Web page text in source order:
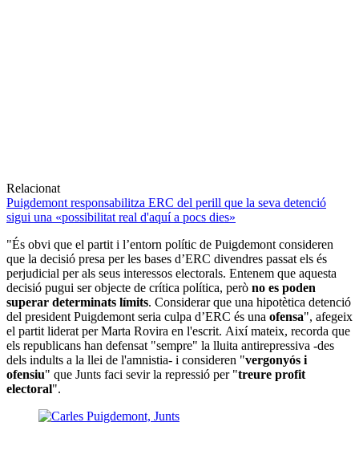
Relacionat
Puigdemont responsabilitza ERC del perill que la seva detenció
sigui una «possibilitat real d'aquí a pocs dies»
"És obvi que el partit i l’entorn polític de Puigdemont consideren
que la decisió presa per les bases d’ERC divendres passat els és
perjudicial per als seus interessos electorals. Entenem que aquesta
decisió pugui ser objecte de crítica política, però no es poden
superar determinats límits. Considerar que una hipotètica detenció
del president Puigdemont seria culpa d’ERC és una ofensa", afegeix
el partit liderat per Marta Rovira en l'escrit. Així mateix, recorda que
els republicans han defensat "sempre" la lluita antirepressiva -des
dels indults a la llei de l'amnistia- i consideren "vergonyós i
ofensiu" que Junts faci sevir la repressió per "treure profit
electoral".